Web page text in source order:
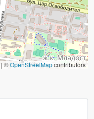
| ©OpenStreetMapcontributors